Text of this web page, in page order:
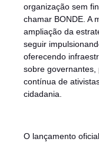
organização sem
chamar BONDE. A
ampliação da
seguir
oferecendo
sobre
contínua de
cidadania.
O lançamento